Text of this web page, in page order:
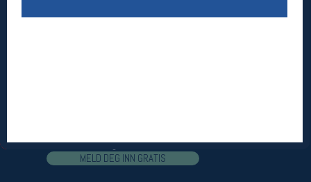
Åpningstider butikk
Medlemstilbud og aktiviteter
MELD DEG INN GRATIS